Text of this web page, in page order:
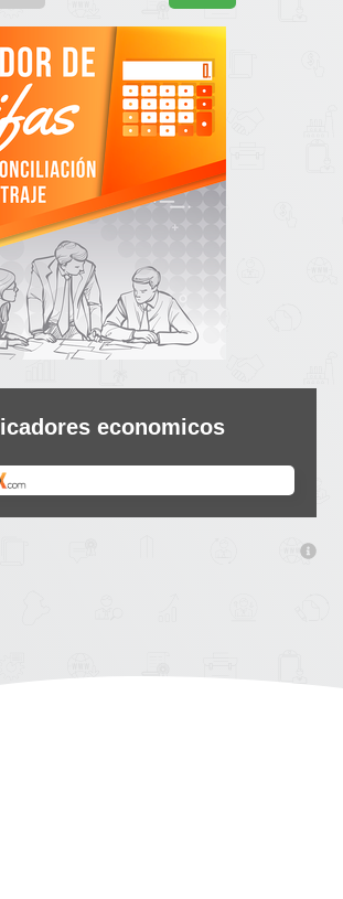
economicos